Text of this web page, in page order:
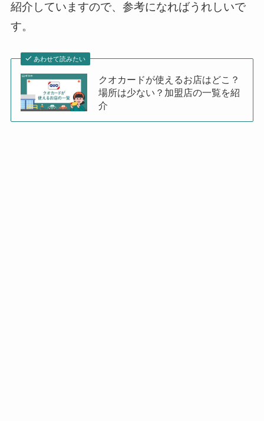
紹介していますので、参考になればうれしいで
す。
あわせて読みたい
クオカードが使えるお店はどこ？
場所は少ない？加盟店の一覧を紹
介